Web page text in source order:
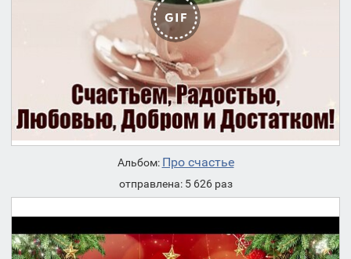
Альбом: Про счастье
отправлена: 5 626 раз